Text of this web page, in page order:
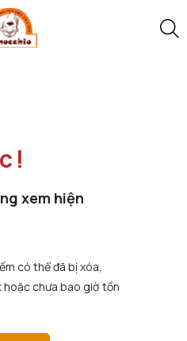
xem hiện
có thể đã bị xóa,
hoặc chưa bao giờ tồn